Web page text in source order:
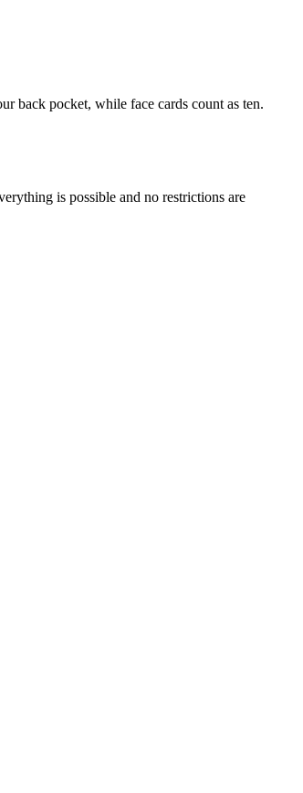
back pocket, while face cards count as ten.
is possible and no restrictions are